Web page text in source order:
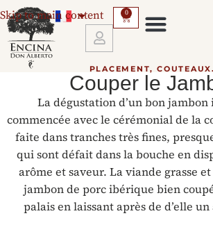
Skip to main content 0
PLACEMENT,
Couper le
La dégustation d’un bon
commencée avec le cérémonial de la
faite dans tranches très fines,
qui sont défait dans la bouche en
arôme et saveur. La viande grasse
jambon de porc ibérique bien
palais en laissant après de d’elle